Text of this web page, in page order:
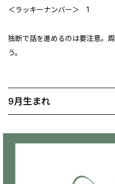
＜ラッキーナンバー＞ 1
独断で話を進めるのは要注意。
う。
9月生まれ